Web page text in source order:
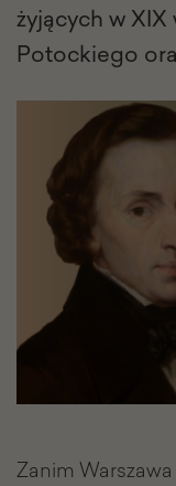
żyjących w XIX
Potockiego
Zanim